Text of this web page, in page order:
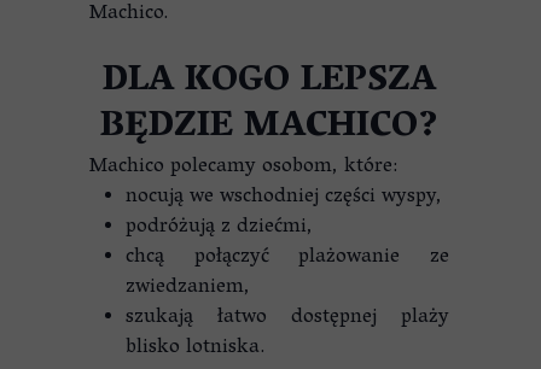
Machico.
DLA KOGO LEPSZA
BĘDZIE MACHICO?
Machico polecamy osobom, które:
nocują we wschodniej części wyspy,
podróżują z dziećmi,
chcą połączyć plażowanie ze
zwiedzaniem,
szukają łatwo dostępnej plaży
blisko lotniska.